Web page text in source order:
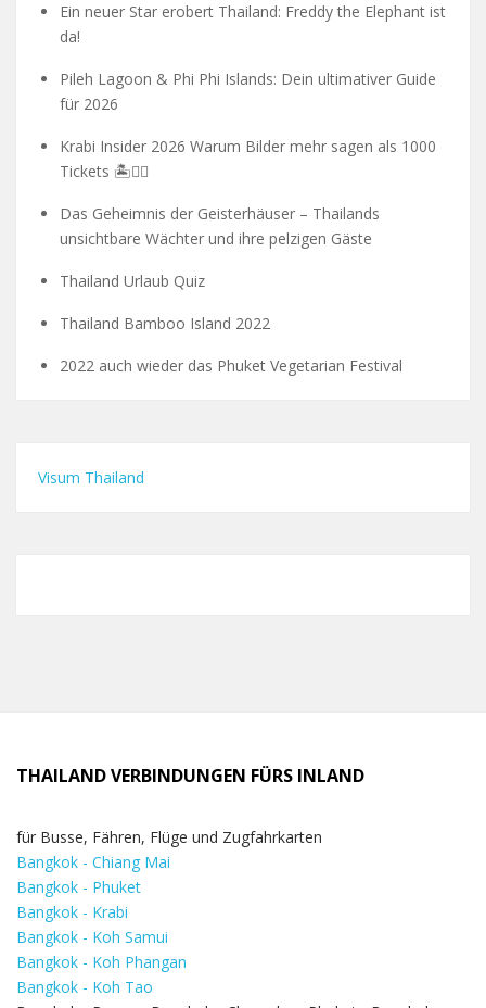
Ein neuer Star erobert Thailand: Freddy the Elephant ist
da!
Pileh Lagoon & Phi Phi Islands: Dein ultimativer Guide
für 2026
Krabi Insider 2026 Warum Bilder mehr sagen als 1000
Tickets 🏝️🧗‍♂️
Das Geheimnis der Geisterhäuser – Thailands
unsichtbare Wächter und ihre pelzigen Gäste
Thailand Urlaub Quiz
Thailand Bamboo Island 2022
2022 auch wieder das Phuket Vegetarian Festival
Visum Thailand
THAILAND VERBINDUNGEN FÜRS INLAND
für Busse, Fähren, Flüge und Zugfahrkarten
Bangkok - Chiang Mai
Bangkok - Phuket
Bangkok - Krabi
Bangkok - Koh Samui
Bangkok - Koh Phangan
Bangkok - Koh Tao